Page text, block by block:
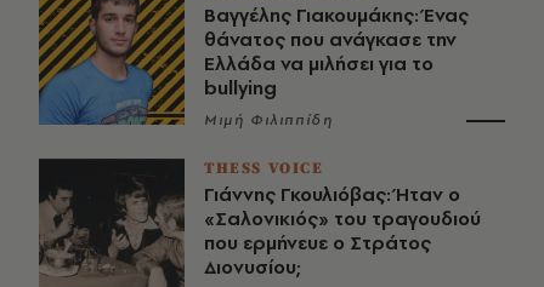
Βαγγέλης Γιακουμάκης: Ένας
θάνατος που ανάγκασε την
Ελλάδα να μιλήσει για το
bullying
Μιμή Φιλιππίδη
THESS VOICE
Γιάννης Γκουλιόβας: Ήταν ο
«Σαλονικιός» του τραγουδιού
που ερμήνευε ο Στράτος
Διονυσίου;